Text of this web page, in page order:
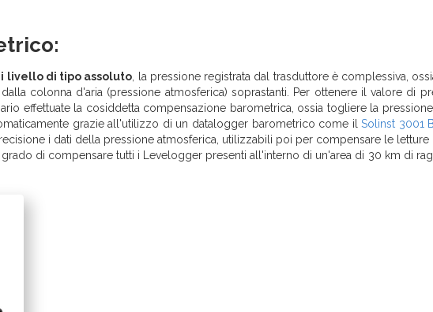
livello di tipo assoluto , la pressione registrata dal trasduttore è complessiva,
colonna d'aria (pressione atmosferica) soprastanti. Per ottenere il valore di
effettuate la cosiddetta compensazione barometrica, ossia togliere la pressione
grazie all'utilizzo di un datalogger barometrico come ilSolinst 3001
i dati della pressione atmosferica, utilizzabili poi per compensare le letture
di compensare tutti i Levelogger presenti all'interno di un'area di 30 km di